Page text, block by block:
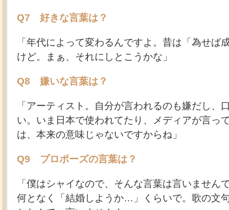
Q7 好きな言葉は？
「年代によって変わるんですよ。昔は「為せば
けど。まぁ、それにしとこうかな」
Q8 嫌いな言葉は？
「アーティスト。自分が言われるのも嫌だし、
い。いま日本で使われてたり、メディアが言っ
は、本来の意味じゃないですからね」
Q9 プロポーズの言葉は？
「僕はシャイなので、そんな言葉は言いません
何となく「結婚しようか…」くらいで。歌の文